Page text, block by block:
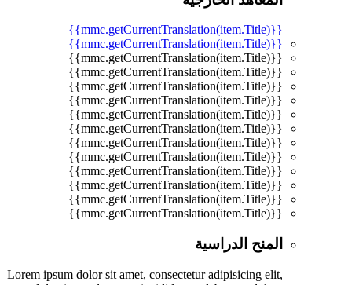
{{mmc.getCurrentTranslation(item.Title)}}
{{mmc.getCurrentTranslation(item.Title)}}
{{mmc.getCurrentTranslation(item.Title)}}
{{mmc.getCurrentTranslation(item.Title)}}
{{mmc.getCurrentTranslation(item.Title)}}
{{mmc.getCurrentTranslation(item.Title)}}
{{mmc.getCurrentTranslation(item.Title)}}
{{mmc.getCurrentTranslation(item.Title)}}
{{mmc.getCurrentTranslation(item.Title)}}
{{mmc.getCurrentTranslation(item.Title)}}
{{mmc.getCurrentTranslation(item.Title)}}
{{mmc.getCurrentTranslation(item.Title)}}
{{mmc.getCurrentTranslation(item.Title)}}
{{mmc.getCurrentTranslation(item.Title)}}
المنح الدراسية
Lorem ipsum dolor sit amet, consectetur adipisicing elit,